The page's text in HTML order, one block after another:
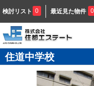
検討リスト 0 最近見た物件 0
住道中学校